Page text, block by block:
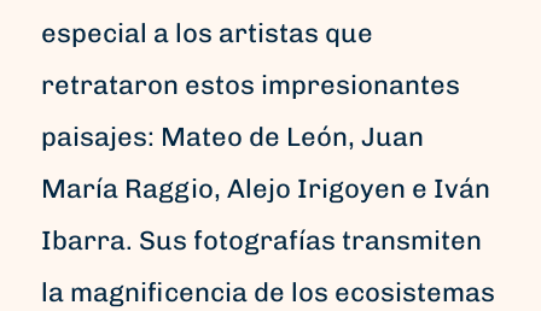
especial a los artistas que
retrataron estos impresionantes
paisajes: Mateo de León, Juan
María Raggio, Alejo Irigoyen e Iván
Ibarra. Sus fotografías transmiten
la magnificencia de los ecosistemas